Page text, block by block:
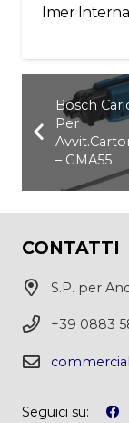
Imer
Bosch
Per
– GMA55
CONTATTI
S.P. per
+39 0883
Seguici su: